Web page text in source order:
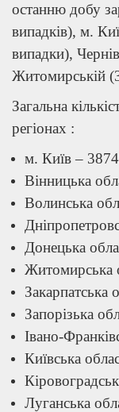
останню добу
випадків), м.
випадки),
Житомирській
Загальна
регіонах :
м. Київ –
Вінницька
Волинська
Донецька
Житомирська
Закарпатська
Запорізька
Івано-
Київська
Луганська